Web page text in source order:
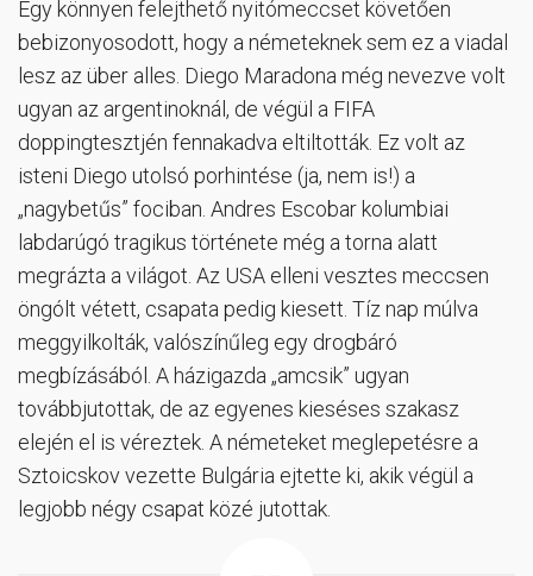
Egy könnyen felejthető nyitómeccset követően
bebizonyosodott, hogy a németeknek sem ez a viadal
lesz az über alles. Diego Maradona még nevezve volt
ugyan az argentinoknál, de végül a FIFA
doppingtesztjén fennakadva eltiltották. Ez volt az
isteni Diego utolsó porhintése (ja, nem is!) a
„nagybetűs” fociban. Andres Escobar kolumbiai
labdarúgó tragikus története még a torna alatt
megrázta a világot. Az USA elleni vesztes meccsen
öngólt vétett, csapata pedig kiesett. Tíz nap múlva
meggyilkolták, valószínűleg egy drogbáró
megbízásából. A házigazda „amcsik” ugyan
továbbjutottak, de az egyenes kieséses szakasz
elején el is véreztek. A németeket meglepetésre a
Sztoicskov vezette Bulgária ejtette ki, akik végül a
legjobb négy csapat közé jutottak.